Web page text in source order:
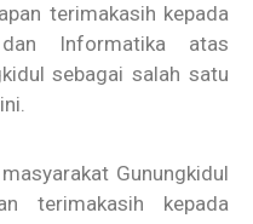
terimakasih kepada
dan Informatika atas
sebagai salah satu
Gunungkidul
terimakasih kepada